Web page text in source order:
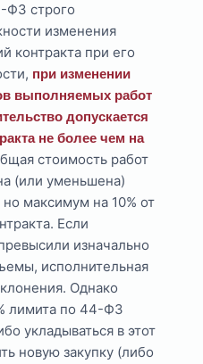
ФЗ строго
изменения
контракта при его
при изменении
выполняемых работ
допускается
не более чем на
стоимость работ
(или уменьшена)
максимум на 10% от
Если
изначально
исполнительная
Однако
лимита по 44-ФЗ
укладываться в этот
новую закупку (либо